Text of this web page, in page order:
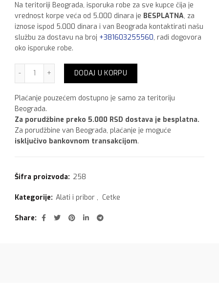
Na teritoriji Beograda, isporuka robe za sve kupce čija je
vrednost korpe veća od 5.000 dinara je BESPLATNA, za
iznose ispod 5.000 dinara i van Beograda kontaktirati našu
službu za dostavu na broj +381603255560, radi dogovora
oko isporuke robe.
Četka 60 količina
DODAJ U KORPU
Plaćanje pouzećem dostupno je samo za teritoriju
Beograda.
Za porudžbine preko 5.000 RSD dostava je besplatna.
Za porudžbine van Beograda, plaćanje je moguće
isključivo bankovnom transakcijom.
Šifra proizvoda: 258
Kategorije: Alati i pribor , Cetke
Share